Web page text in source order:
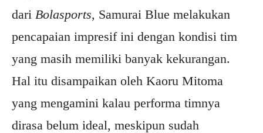
dari Bolasports, Samurai Blue melakukan
pencapaian impresif ini dengan kondisi tim
yang masih memiliki banyak kekurangan.
Hal itu disampaikan oleh Kaoru Mitoma
yang mengamini kalau performa timnya
dirasa belum ideal, meskipun sudah